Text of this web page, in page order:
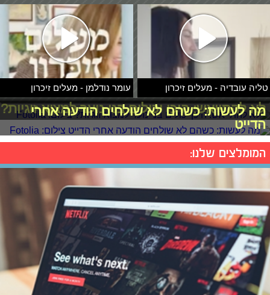
טליה עובדיה - מעלים זיכרון עומר נודלמן - מעלים זיכרון
לא להתייאש: היכן יכולים בני נוער למצוא זוגיות?
מה לעשות: כשהם לא שולחים הודעה אחרי
הדייט
המומלצים שלנו: